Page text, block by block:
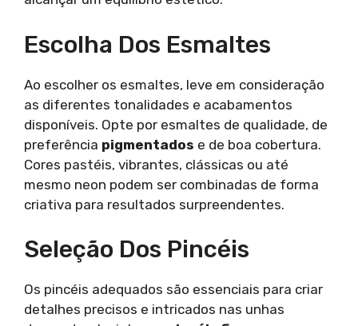
Escolha Dos Esmaltes
Ao escolher os esmaltes, leve em consideração
as diferentes tonalidades e acabamentos
disponíveis. Opte por esmaltes de qualidade, de
preferência pigmentados e de boa cobertura.
Cores pastéis, vibrantes, clássicas ou até
mesmo neon podem ser combinadas de forma
criativa para resultados surpreendentes.
Seleção Dos Pincéis
Os pincéis adequados são essenciais para criar
detalhes precisos e intricados nas unhas